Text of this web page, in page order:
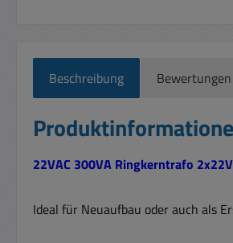
Beschreibung Bewertungen
22VAC 300VA Ringkerntrafo
Ideal für Neuaufbau oder auch als